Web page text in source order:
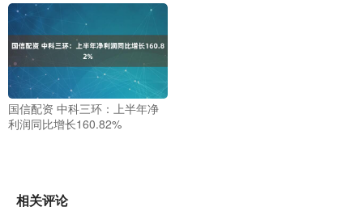
国信配资 中科三环：上半年净
利润同比增长160.82%
相关评论